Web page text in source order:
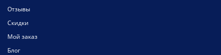
Отзывы
Скидки
Мой заказ
Блог